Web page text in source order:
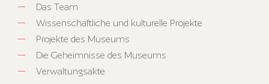
Das Team
Wissenschaftliche und kulturelle Projekte
Projekte des Museums
Die Geheimnisse des Museums
Verwaltungsakte